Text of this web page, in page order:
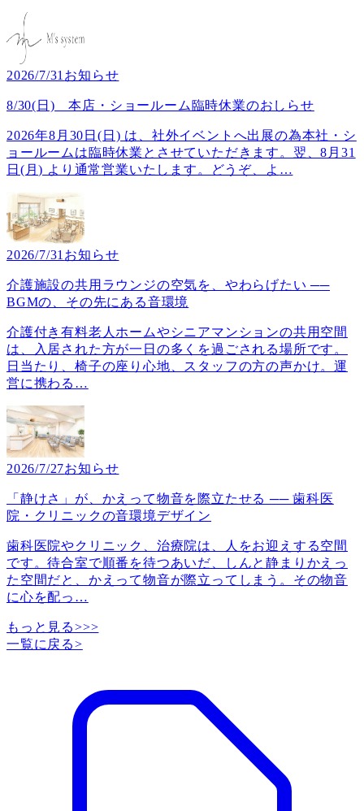
2026/7/31 お知らせ
8/30(日) 本店・ショールーム臨時休業のおしらせ
2026年8月30日(日) は、社外イベントへ出展の為本社・シ
ョールームは臨時休業とさせていただきます。翌、8月31
日(月) より通常営業いたします。どうぞ、よ …
2026/7/31 お知らせ
介護施設の共用ラウンジの空気を、やわらげたい ──
BGMの、その先にある音環境
介護付き有料老人ホームやシニアマンションの共用空間
は、入居された方が一日の多くを過ごされる場所です。
日当たり、椅子の座り心地、スタッフの方の声かけ。運
営に携わる …
2026/7/27お知らせ
「静けさ」が、かえって物音を際立たせる ── 歯科医
院・クリニックの音環境デザイン
歯科医院やクリニック、治療院は、人をお迎えする空間
です。待合室で順番を待つあいだ、しんと静まりかえっ
た空間だと、かえって物音が際立ってしまう。その物音
に心を配っ …
もっと見る>>>
一覧に戻る>